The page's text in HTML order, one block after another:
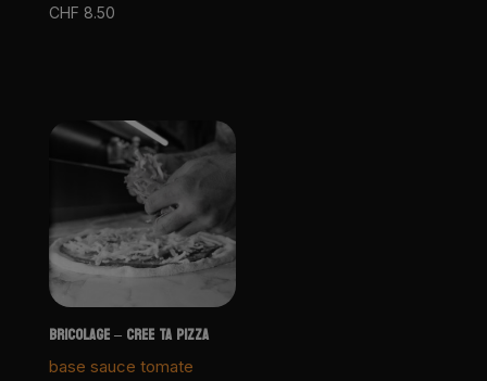
CHF 8.50
BRICOLAGE – CREE TA PIZZA
base sauce tomate